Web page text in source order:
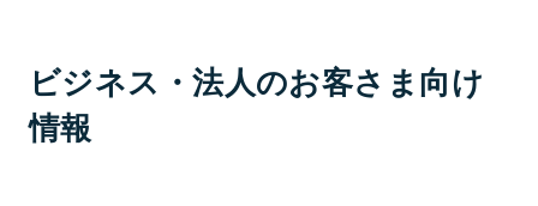
ビジネス・法人のお客さま向け
情報